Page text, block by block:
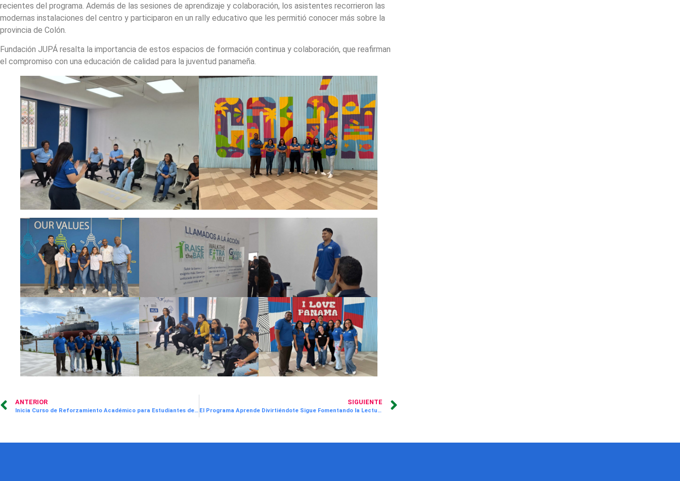
recientes del programa. Además de las sesiones de aprendizaje y colaboración, los asistentes recorrieron las
modernas instalaciones del centro y participaron en un rally educativo que les permitió conocer más sobre la
provincia de Colón.
Fundación JUPÁ resalta la importancia de estos espacios de formación continua y colaboración, que reafirman
el compromiso con una educación de calidad para la juventud panameña.
ANTERIOR
Inicia Curso de Reforzamiento Académico para Estudiantes del Técnico Superior en Artes Culinarias
SIGUIENTE
El Programa Aprende Divirtiéndote Sigue Fomentando la Lectura en Más de 1,200 Niños